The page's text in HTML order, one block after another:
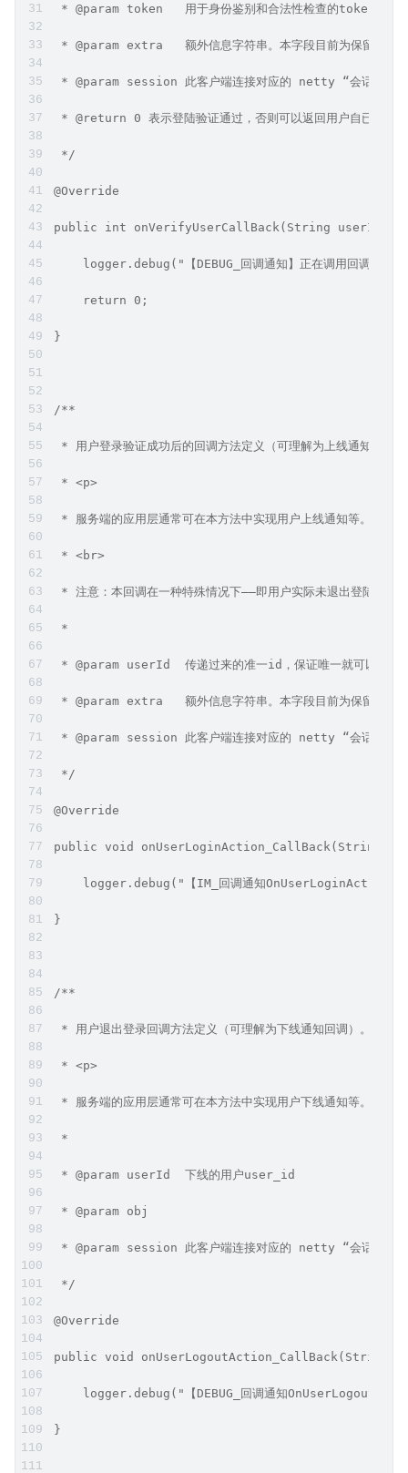
* @param token   用于身份鉴别和合法性检查的token，它可
* @param extra   额外信息字符串。本字段目前为保留字段，
* @param session 此客户端连接对应的 netty “会话”
* @return 0 表示登陆验证通过，否则可以返回用户自已定义
*/
@Override
public int onVerifyUserCallBack(String userId,
logger.debug("【DEBUG_回调通知】正在调用回调方
    return 0;
}
/**
* 用户登录验证成功后的回调方法定义（可理解为上线通知回调
* <p>
* 服务端的应用层通常可在本方法中实现用户上线通知等。
* <br>
* 注意：本回调在一种特殊情况下——即用户实际未退出登陆但再
*
* @param userId  传递过来的准一id，保证唯一就可以通信，
* @param extra   额外信息字符串。本字段目前为保留字段，
* @param session 此客户端连接对应的 netty “会话”
*/
@Override
public void onUserLoginAction_CallBack(String
logger.debug("【IM_回调通知
}
/**
* 用户退出登录回调方法定义（可理解为下线通知回调）。
* <p>
* 服务端的应用层通常可在本方法中实现用户下线通知等。
*
* @param userId  下线的用户user_id
* @param obj
* @param session 此客户端连接对应的 netty “会话”
*/
@Override
public void
logger.debug("【DEBUG_回调通知
}